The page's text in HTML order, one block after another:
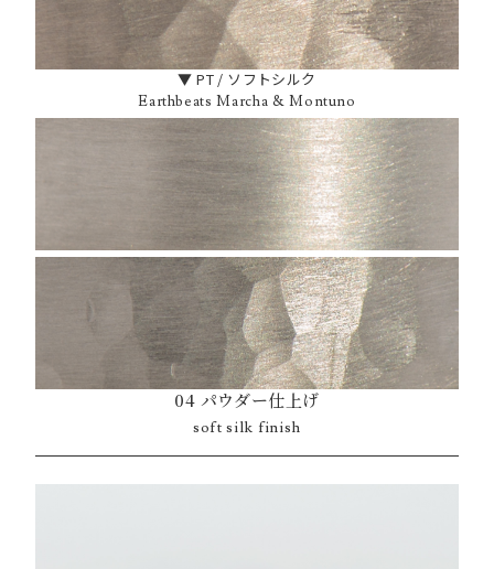
▼ PT / ソフトシルク
Earthbeats Marcha & Montuno
04 パウダー仕上げ
soft silk finish